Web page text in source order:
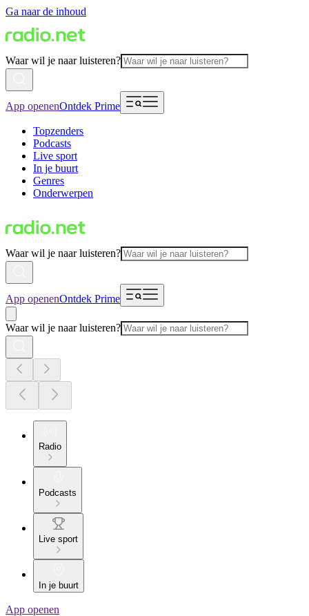
Ga naar de inhoud
Waar wil je naar luisteren?
App openenOntdek Prime
Topzenders
Podcasts
Live sport
In je buurt
Genres
Onderwerpen
Waar wil je naar luisteren?
App openenOntdek Prime
Waar wil je naar luisteren?
Radio
Podcasts
Live sport
In je buurt
App openen